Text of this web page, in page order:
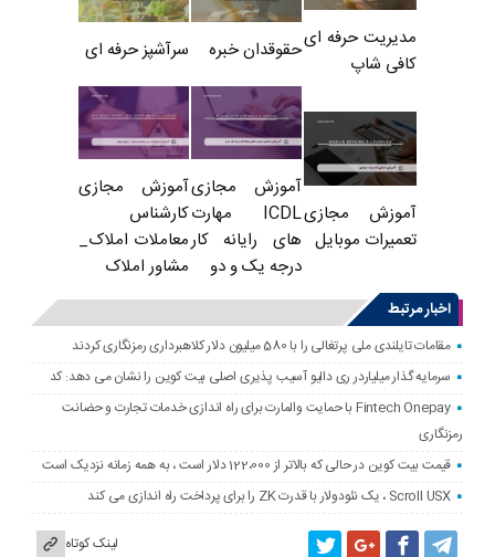
مدیریت حرفه ای
کافی شاپ
حقوقدان خبره سرآشپز حرفه ای
آموزش مجازی
تعمیرات موبایل
آموزش مجازی
ICDL مهارت
های رایانه کار
درجه یک و دو
آموزش مجازی
کارشناس
معاملات املاک_
مشاور املاک
اخبار مرتبط
مقامات تایلندی ملی پرتغالی را با 580 میلیون دلار کلاهبرداری رمزنگاری کردند
سرمایه گذار میلیاردر ری دالیو آسیب پذیری اصلی بیت کوین را نشان می دهد: کد
Fintech Onepay با حمایت والمارت برای راه اندازی خدمات تجارت و حضانت
رمزنگاری
قیمت بیت کوین در حالی که بالاتر از 122،000 دلار است ، به همه زمانه نزدیک است
Scroll USX ، یک نئودولار با قدرت ZK را برای پرداخت راه اندازی می کند
لینک کوتاه